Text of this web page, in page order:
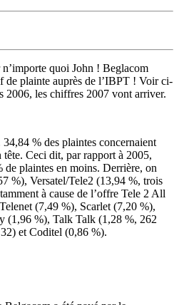
n’importe quoi John ! Beglacom
de plainte auprès de l’IBPT ! Voir ci-
2006, les chiffres 2007 vont arriver.
% des plaintes concernaient
Ceci dit, par rapport à 2005,
de plaintes en moins. Derrière, on
%), Versatel/Tele2 (13,94 %, trois
à cause de l’offre Tele 2 All
(7,49 %), Scarlet (7,20 %),
(1,96 %), Talk Talk (1,28 %, 262
et Coditel (0,86 %).